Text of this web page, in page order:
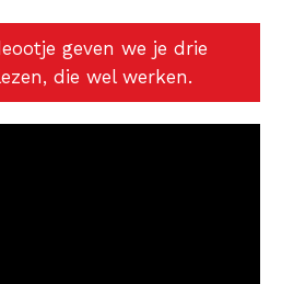
geven we je drie
die wel werken.